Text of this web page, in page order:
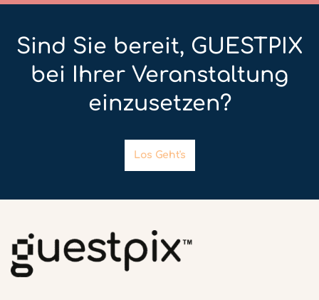
Sind Sie bereit, GUESTPIX
bei Ihrer Veranstaltung
einzusetzen?
Los Geht's